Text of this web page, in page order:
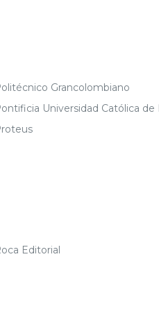
Grancolombiano
Universidad Católica de
Editorial